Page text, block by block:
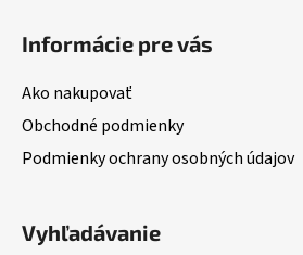
Informácie pre vás
Ako nakupovať
Obchodné podmienky
Podmienky ochrany osobných údajov
Vyhľadávanie